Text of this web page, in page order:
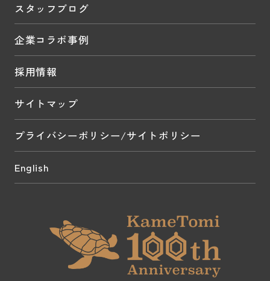
スタッフブログ
企業コラボ事例
採用情報
サイトマップ
プライバシーポリシー/サイトポリシー
English